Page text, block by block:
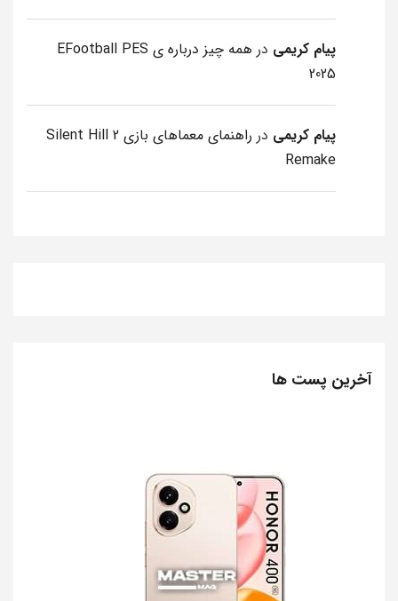
پیام کریمی در
همه چیز درباره ی EFootball PES
2025
پیام کریمی در
راهنمای معماهای بازی Silent Hill 2
Remake
آخرین پست ها